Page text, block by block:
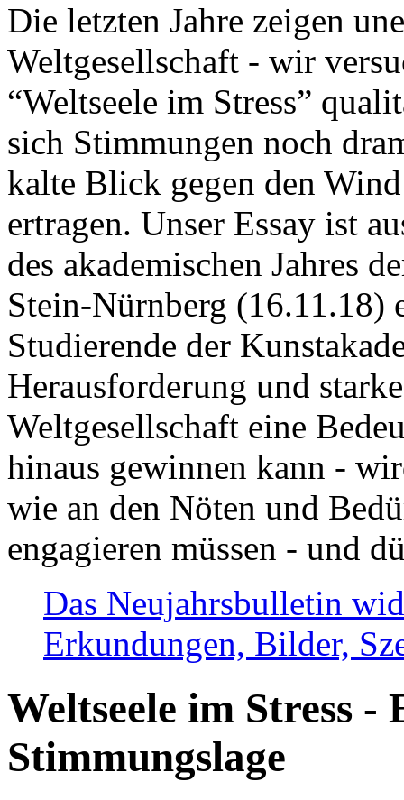
Die letzten Jahre zeigen
Weltgesellschaft - wir
“Weltseele im Stress”
sich Stimmungen noch
kalte Blick gegen den
ertragen. Unser Essay ist
des akademischen Jahres
Stein-Nürnberg (16.11.18)
Studierende der
Herausforderung und
Weltgesellschaft eine
hinaus gewinnen kann -
wie an den Nöten und
engagieren müssen - und
Das Neujahrsbulletin
Erkundungen, Bilder,
Weltseele im Stress -
Stimmungslage